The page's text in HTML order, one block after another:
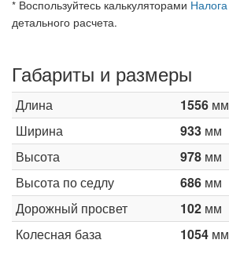
* Воспользуйтесь калькуляторами Налога
детального расчета.
Габариты и размеры
Длина 1556 мм
Ширина
933 мм
Высота
978 мм
Высота по седлу
686 мм
Дорожный просвет
102 мм
Колесная база
1054 мм